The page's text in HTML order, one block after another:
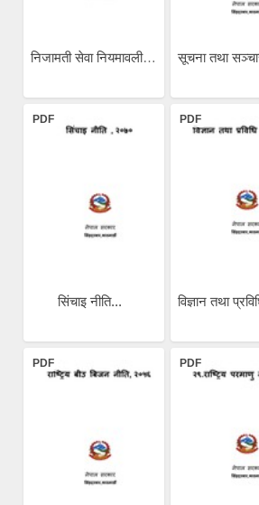
निजामती सेवा नियमावली...
PDF
सिंचाइ नीति...
PDF
PDF PDF